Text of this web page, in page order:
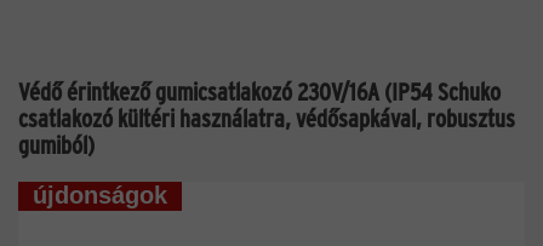
Védő érintkező gumicsatlakozó 230V/16A (IP54 Schuko
csatlakozó kültéri használatra, védősapkával, robusztus
gumiból)
újdonságok